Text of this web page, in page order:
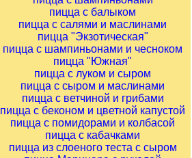
пицца с балыком
пицца с салями и маслинами
пицца "Экзотическая"
пицца с шампиньонами и чесноком
пицца "Южная"
пицца с луком и сыром
пицца с сыром и маслинами
пицца с ветчиной и грибами
пицца с беконом и цветной капустой
пицца с помидорами и колбасой
пицца с кабачками
пицца из слоеного теста с сыром